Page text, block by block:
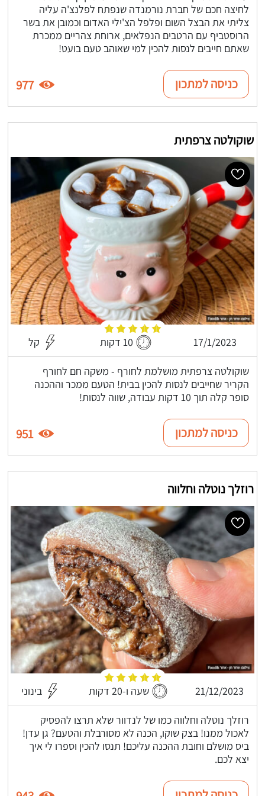
לחיצה חכם של חברת נורמנדה שנפתח לפלנצ'ה עליה
צליתי את הבצל השום ופלפל הצ'ילי האדום וכמובן את בשר
הרוסטביף עם הרטבים הנפלאים, ארוחת צהריים ממכרת
שאתם חייבים לנסות להכין למי שאוהב טעם בועט!
כניסה למתכון 977
שוקולטה צרפתית
17/1/2023 10 דקות קל
שוקולטה צרפתית מושלמת לחורף - משקה חם לחורף
הקריר שחייבים לנסות להכין בבית! הטעם ממכר וההכנה
סופר קלה תוך 10 דקות עבודה, שווה לנסות!
כניסה למתכון 951
רוזלך נוטלה וחלווה
21/12/2023 שעה ו-20 דקות בינוני
רוזלך נוטלה וחלווה כמו של לנדוור שלא תרצו להפסיק
לאכול ממנו! בצק שוקו, הכנה לא מסורבלת והטעם? גן עדן!
ביס מושלם וחובת ההכנה עליכם! תנסו להכין וספרו לי איך
יצא לכם.